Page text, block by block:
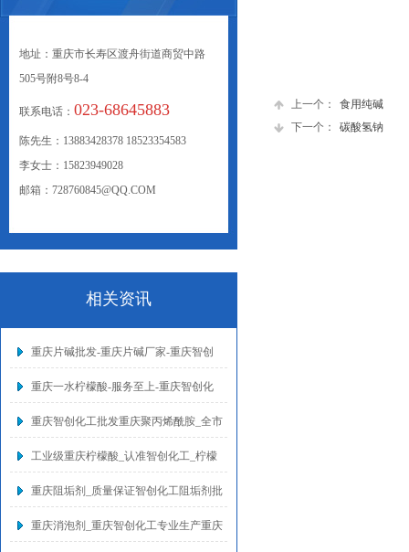
上一个：
食用纯碱
下一个：
碳酸氢钠
地址：重庆市长寿区渡舟街道商贸中路
505号附8号8-4
联系电话： 023-68645883
陈先生：13883428378 18523354583
李女士：15823949028
邮箱：728760845@QQ.COM
相关资讯
重庆片碱批发-重庆片碱厂家-重庆智创
重庆一水柠檬酸-服务至上-重庆智创化
重庆智创化工批发重庆聚丙烯酰胺_全市
工业级重庆柠檬酸_认准智创化工_柠檬
重庆阻垢剂_质量保证智创化工阻垢剂批
重庆消泡剂_重庆智创化工专业生产重庆